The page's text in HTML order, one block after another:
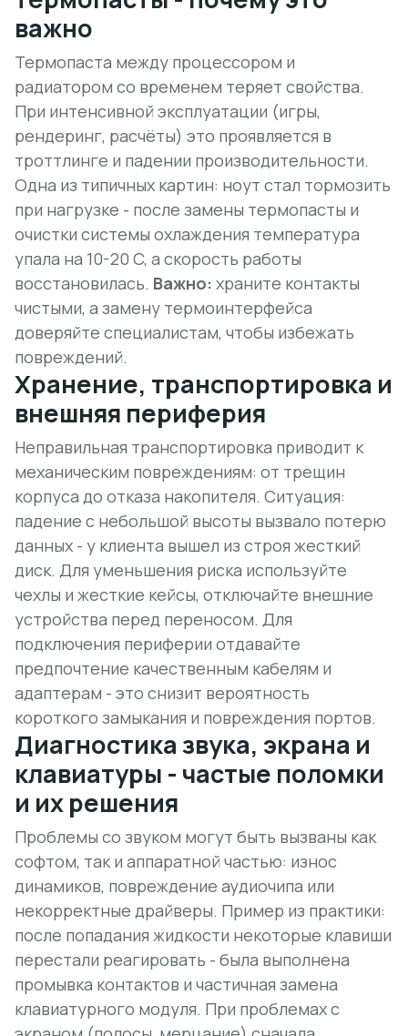
важно
Термопаста между процессором и
радиатором со временем теряет свойства.
При интенсивной эксплуатации (игры,
рендеринг, расчёты) это проявляется в
троттлинге и падении производительности.
Одна из типичных картин: ноут стал тормозить
при нагрузке - после замены термопасты и
очистки системы охлаждения температура
упала на 10-20 C, а скорость работы
восстановилась. Важно: храните контакты
чистыми, а замену термоинтерфейса
доверяйте специалистам, чтобы избежать
повреждений.
Хранение, транспортировка и
внешняя периферия
Неправильная транспортировка приводит к
механическим повреждениям: от трещин
корпуса до отказа накопителя. Ситуация:
падение с небольшой высоты вызвало потерю
данных - у клиента вышел из строя жесткий
диск. Для уменьшения риска используйте
чехлы и жесткие кейсы, отключайте внешние
устройства перед переносом. Для
подключения периферии отдавайте
предпочтение качественным кабелям и
адаптерам - это снизит вероятность
короткого замыкания и повреждения портов.
Диагностика звука, экрана и
клавиатуры - частые поломки
и их решения
Проблемы со звуком могут быть вызваны как
софтом, так и аппаратной частью: износ
динамиков, повреждение аудиочипа или
некорректные драйверы. Пример из практики:
после попадания жидкости некоторые клавиши
перестали реагировать - была выполнена
промывка контактов и частичная замена
клавиатурного модуля. При проблемах с